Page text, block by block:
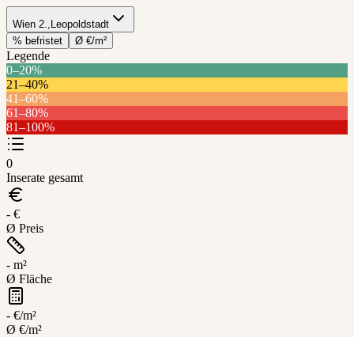
Wien 2.,Leopoldstadt
% befristet
Ø €/m²
Legende
0–20%
21–40%
41–60%
61–80%
81–100%
Wien
2.,Leopoldstadt
0
Inserate gesamt
- €
Ø Preis
- m²
Ø Fläche
- €/m²
Ø €/m²